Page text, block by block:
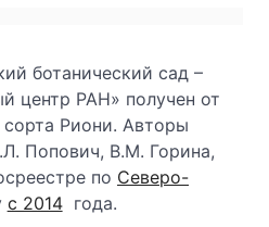
ботанический сад –
центр РАН» получен от
Риони. Авторы
Попович, В.М. Горина,
по Северо-
с 2014 года.